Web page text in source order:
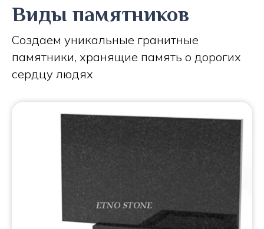
Виды памятников
Создаем уникальные гранитные
памятники, хранящие память о дорогих
сердцу людях